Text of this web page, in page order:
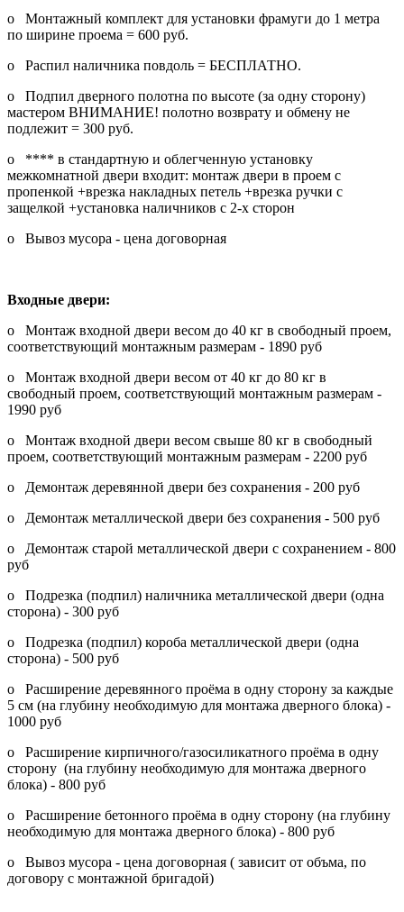
o Монтажный комплект для установки фрамуги до 1 метра
по ширине проема = 600 руб.
o Распил наличника повдоль = БЕСПЛАТНО.
o Подпил дверного полотна по высоте (за одну сторону)
мастером ВНИМАНИЕ! полотно возврату и обмену не
подлежит = 300 руб.
o **** в стандартную и облегченную установку
межкомнатной двери входит: монтаж двери в проем с
пропенкой +врезка накладных петель +врезка ручки с
защелкой +установка наличников с 2-х сторон
o Вывоз мусора - цена договорная
Входные двери:
o Монтаж входной двери весом до 40 кг в свободный проем,
соответствующий монтажным размерам - 1890 руб
o Монтаж входной двери весом от 40 кг до 80 кг в
свободный проем, соответствующий монтажным размерам -
1990 руб
o Монтаж входной двери весом свыше 80 кг в свободный
проем, соответствующий монтажным размерам - 2200 руб
o Демонтаж деревянной двери без сохранения - 200 руб
o Демонтаж металлической двери без сохранения - 500 руб
o Демонтаж старой металлической двери с сохранением - 800
руб
o Подрезка (подпил) наличника металлической двери (одна
сторона) - 300 руб
o Подрезка (подпил) короба металлической двери (одна
сторона) - 500 руб
o Расширение деревянного проёма в одну сторону за каждые
5 см (на глубину необходимую для монтажа дверного блока) -
1000 руб
o Расширение кирпичного/газосиликатного проёма в одну
сторону (на глубину необходимую для монтажа дверного
блока) - 800 руб
o Расширение бетонного проёма в одну сторону (на глубину
необходимую для монтажа дверного блока) - 800 руб
o Вывоз мусора - цена договорная ( зависит от объма, по
договору с монтажной бригадой)